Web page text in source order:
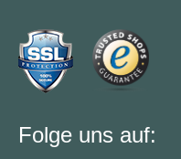
Folge uns auf: